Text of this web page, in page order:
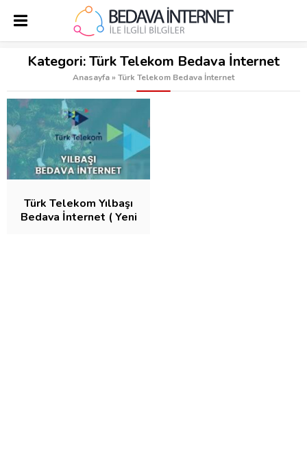
Kategori:Türk Telekom Bedava İnternet
Anasayfa» Türk Telekom Bedava İnternet
Türk Telekom Yılbaşı
Bedava İnternet ( Yeni